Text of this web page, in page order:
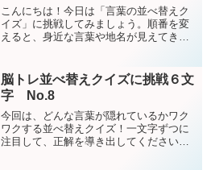
こんにちは！今日は「言葉の並べ替えク
イズ」に挑戦してみましょう。順番を変
えると、身近な言葉や地名が見えてきま
してください。今回は７文字問題は15問
です。第1問するーがか...
脳トレ並べ替えクイズに挑戦６文
字 No.8
今回は、どんな言葉が隠れているかワク
ワクする並べ替えクイズ！一文字ずつに
注目して、正解を導き出してください。